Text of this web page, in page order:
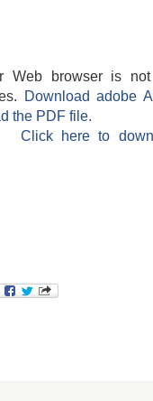
Web browser is
Download adobe
the PDF file.
Click here to